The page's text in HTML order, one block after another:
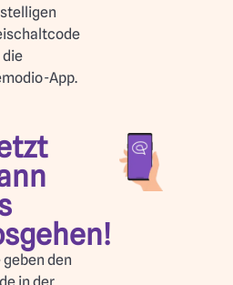
App.
geben den